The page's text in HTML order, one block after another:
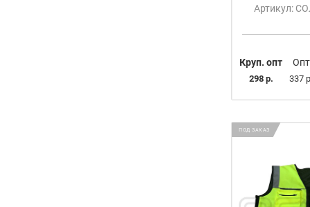
Артикул:
Круп. опт
298 р.
Опт
337
ПОД ЗАКАЗ